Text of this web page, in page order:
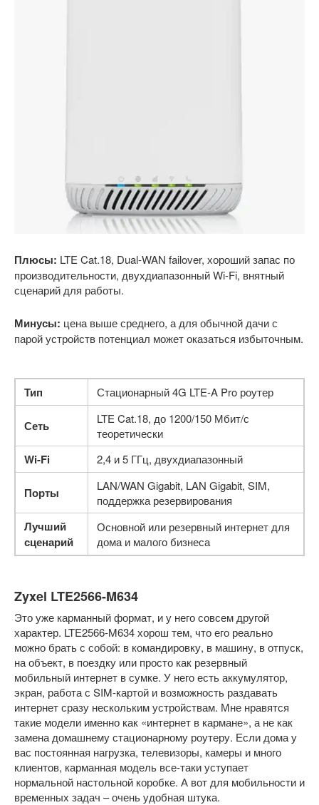
Плюсы: LTE Cat.18, Dual-WAN failover, хороший запас по
производительности, двухдиапазонный Wi-Fi, внятный
сценарий для работы.
Минусы: цена выше среднего, а для обычной дачи с
парой устройств потенциал может оказаться избыточным.
Тип Стационарный 4G LTE-A Pro роутер
Сеть
LTE Cat.18, до 1200/150 Мбит/с
теоретически
Wi-Fi 2,4 и 5 ГГц, двухдиапазонный
Порты
LAN/WAN Gigabit, LAN Gigabit, SIM,
поддержка резервирования
Лучший
сценарий
Основной или резервный интернет для
дома и малого бизнеса
Zyxel LTE2566-M634
Это уже карманный формат, и у него совсем другой
характер. LTE2566-M634 хорош тем, что его реально
можно брать с собой: в командировку, в машину, в отпуск,
на объект, в поездку или просто как резервный
мобильный интернет в сумке. У него есть аккумулятор,
экран, работа с SIM-картой и возможность раздавать
интернет сразу нескольким устройствам. Мне нравятся
такие модели именно как «интернет в кармане», а не как
замена домашнему стационарному роутеру. Если дома у
вас постоянная нагрузка, телевизоры, камеры и много
клиентов, карманная модель все-таки уступает
нормальной настольной коробке. А вот для мобильности и
временных задач – очень удобная штука.